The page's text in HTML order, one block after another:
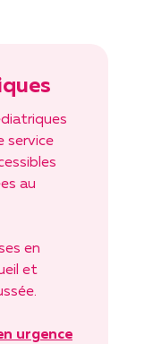
service
au
en
et
urgence